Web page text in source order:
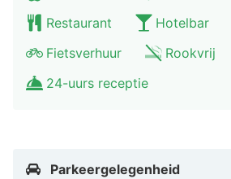
Stadttor, Stadtmuseum Neuss, de
Rheinuferpromenade, Düsseldorf
Königsallee. In dit hotel ga jij je dus
Restaurant
Hotelbar
Fietsverhuur
Rookvrij
24-uurs receptie
Parkeergelegenheid